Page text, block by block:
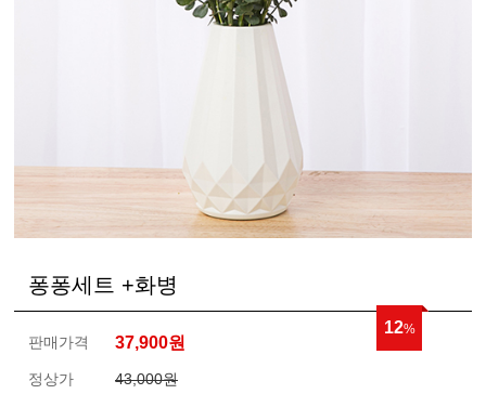
퐁퐁세트 +화병
12%
판매가격 37,900원
정상가
43,000원